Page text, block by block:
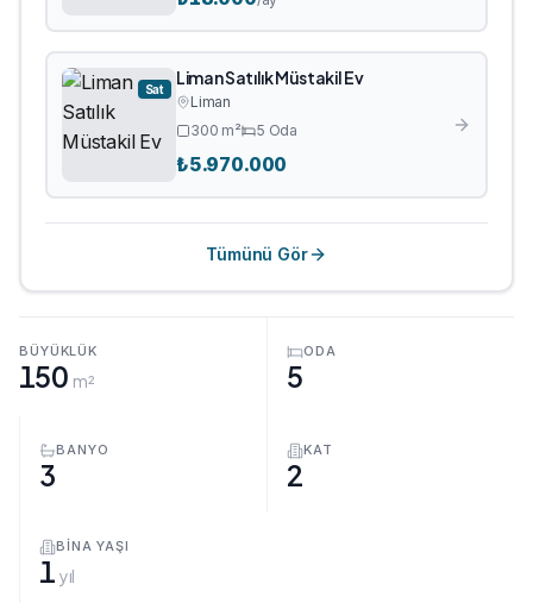
BÜYÜKLÜK
150 m²
ODA
5
BANYO
3
KAT
2
BINA YAŞI
1 yıl
Sat
Liman Satılık Müstakil Ev
Liman
300 m² 5 Oda
₺5.970.000
Tümünü Gör